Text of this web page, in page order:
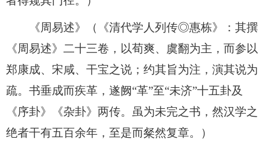
《周易述》（《清代学人列传◎惠栋》：其撰
《周易述》二十三卷，以荀爽、虞翻为主，而参以
郑康成、宋咸、干宝之说；约其旨为注，演其说为
疏。书垂成而疾革，遂阙“革”至“未济”十五卦及
《序卦》《杂卦》两传。虽为未完之书，然汉学之
绝者干有五百余年，至是而粲然复章。）